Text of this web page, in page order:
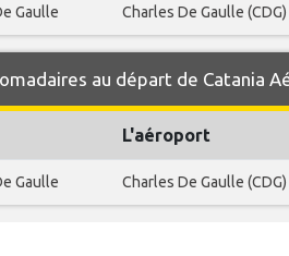
Gaulle Charles De Gaulle (CDG)
au départ de Catania
L'aéroport
Gaulle Charles De Gaulle (CDG)